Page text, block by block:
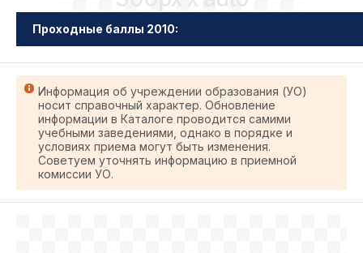
Проходные баллы 2010:
Информация об учреждении образования (УО)
носит справочный характер. Обновление
информации в Каталоге проводится самими
учебными заведениями, однако в порядке и
условиях приема могут быть изменения.
Советуем уточнять информацию в приемной
комиссии УО.